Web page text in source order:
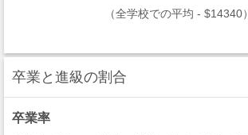
（全学校での平均 - $14340）
卒業と進級の割合
卒業率